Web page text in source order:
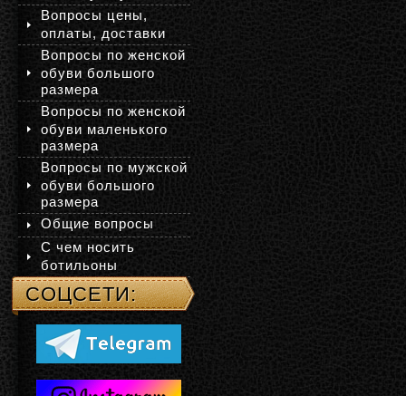
Вопросы цены,
оплаты, доставки
Вопросы по женской
обуви большого
размера
Вопросы по женской
обуви маленького
размера
Вопросы по мужской
обуви большого
размера
Общие вопросы
С чем носить
ботильоны
СОЦСЕТИ: